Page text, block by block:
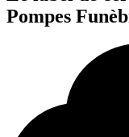
Pompes